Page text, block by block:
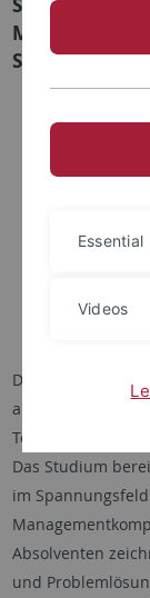
MASTERS
Der Tübinger
aktuellen
Top 15 der
Das Studium
im
Absolventen
und
Essential
Videos